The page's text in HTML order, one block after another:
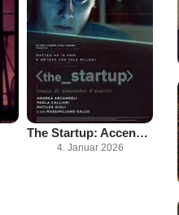
The Startup: Accendi il tuo futuro
4. Januar 2026